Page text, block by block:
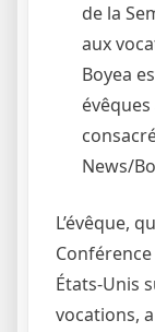
de la
aux
Boyea
News/
L’évêque,
États-Unis
vocations,